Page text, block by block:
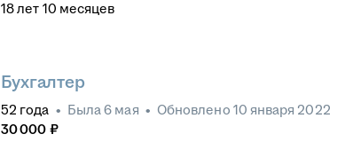
18лет 10 месяцев
Бухгалтер
52 года • Была6 мая • Обновлено 10 января 2022
30 000 ₽